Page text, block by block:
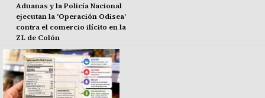
Aduanas y la Policía Nacional
ejecutan la 'Operación Odisea'
contra el comercio ilícito en la
ZL de Colón